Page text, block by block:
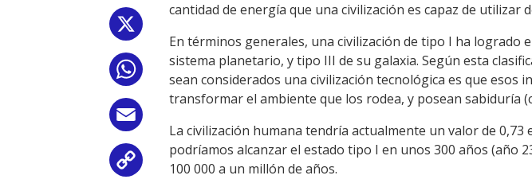
Copy
cantidad de energía que una civilización es capaz de utilizar
En términos generales, una civilización de tipo I ha logrado
sistema planetario, y tipo III de su galaxia. Según esta
sean considerados una civilización tecnológica es que esos
transformar el ambiente que los rodea, y posean sabiduría
La civilización humana tendría actualmente un valor de 0,73
podríamos alcanzar el estado tipo I en unos 300 años (año
100 000 a un millón de años.